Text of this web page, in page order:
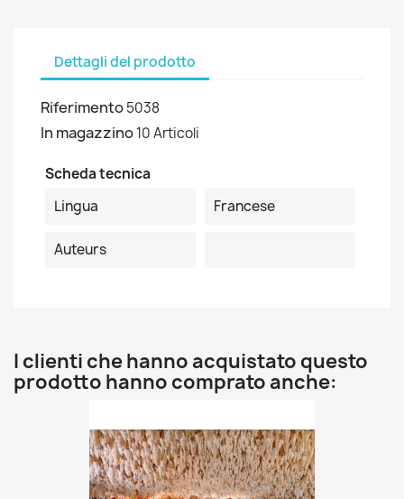
Dettagli del prodotto
Riferimento5038
In magazzino10 Articoli
Scheda tecnica
Lingua
Francese
Auteurs
I clienti che hanno acquistato questo
prodotto hanno comprato anche: